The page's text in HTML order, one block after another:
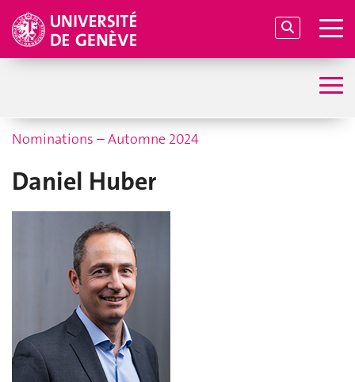
Nominations – Automne 2024
Daniel Huber